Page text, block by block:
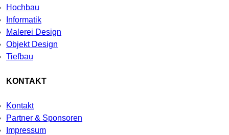
Hochbau
Informatik
Malerei Design
Objekt Design
Tiefbau
KONTAKT
Kontakt
Partner & Sponsoren
Impressum